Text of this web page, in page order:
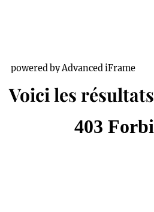
powered by Advanced iFrame
Voici les résultats